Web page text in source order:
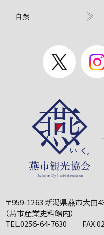
自然
〒959-1263 新潟県燕市大曲
（燕市産業史料館内）
TEL.0256-64-7630